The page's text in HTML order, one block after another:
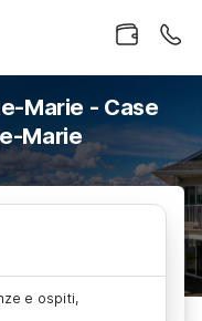
Marie - Case
Marie
e ospiti,